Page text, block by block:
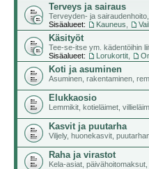
Terveys ja sairaus
Terveyden- ja
Sisäalueet:
Kauneus
Käsityöt
Tee-se-itse ym. kädentöihin
Sisäalueet:
Lorukortit
Koti ja asuminen
Asuminen, rakentaminen,
Elukkaosio
Lemmikit, kotieläimet,
Kasvit ja puutarha
Viljely, huonekasvit,
Raha ja virastot
Kela-asiat,